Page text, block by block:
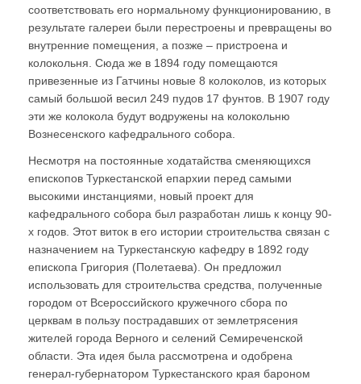
соответствовать его нормальному функционированию, в
результате галереи были перестроены и превращены во
внутренние помещения, а позже – пристроена и
колокольня. Сюда же в 1894 году помещаются
привезенные из Гатчины новые 8 колоколов, из которых
самый большой весил 249 пудов 17 фунтов. В 1907 году
эти же колокола будут водружены на колокольню
Вознесенского кафедрального собора.
Несмотря на постоянные ходатайства сменяющихся
епископов Туркестанской епархии перед самыми
высокими инстанциями, новый проект для
кафедрального собора был разработан лишь к концу 90-
х годов. Этот виток в его истории строительства связан с
назначением на Туркестанскую кафедру в 1892 году
епископа Григория (Полетаева). Он предложил
использовать для строительства средства, полученные
городом от Всероссийского кружечного сбора по
церквам в пользу пострадавших от землетрясения
жителей города Верного и селений Семиреченской
области. Эта идея была рассмотрена и одобрена
генерал-губернатором Туркестанского края бароном